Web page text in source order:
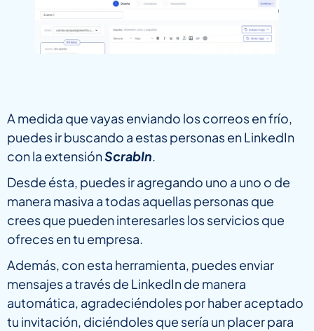
A medida que vayas enviando los correos en frío,
puedes ir buscando a estas personas en LinkedIn
con la extensiónScrabIn.
Desde ésta, puedes ir agregando uno a uno o de
manera masiva a todas aquellas personas que
crees que pueden interesarles los servicios que
ofreces en tu empresa.
Además, con esta herramienta, puedes enviar
mensajes a través de LinkedIn de manera
automática, agradeciéndoles por haber aceptado
tu invitación, diciéndoles que sería un placer para